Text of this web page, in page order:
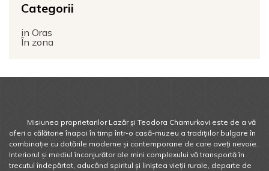
Categorii
in Oras
În zona
Misiunea proprietarilor Lazăr și Teodora Chamurkovi este de a vă
oferi o călătorie înapoi în timp într-o casă-muzeu a tradiţiilor bulgare în
combinație cu dotările moderne și contemporane de care aveți nevoie..
Interiorul și mediul înconjurător ale mini complexului vă transportă în
trecutul îndepărtat, aducând spiritul și liniștea vieții rurale, departe de